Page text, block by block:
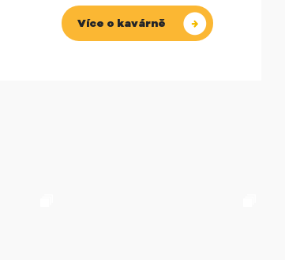
Více o kavárně